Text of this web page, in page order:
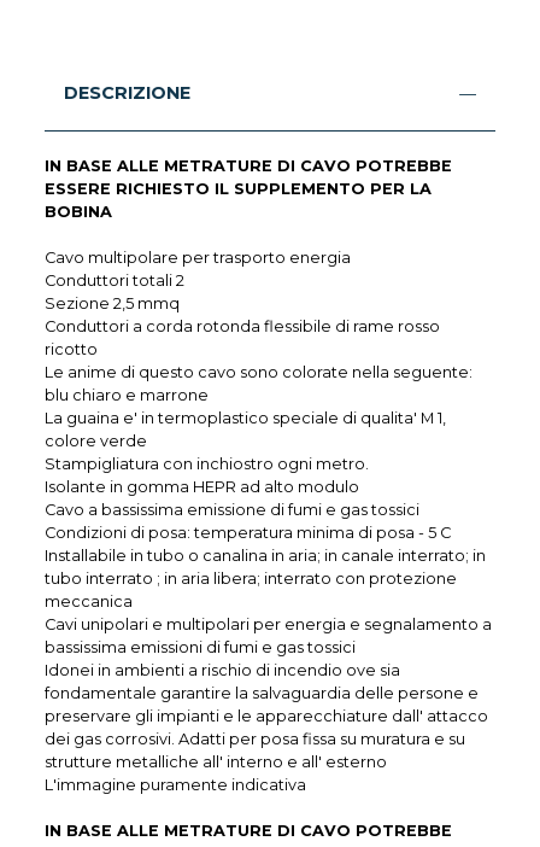
DESCRIZIONE
IN BASE ALLE METRATURE DI CAVO POTREBBE
ESSERE RICHIESTO IL SUPPLEMENTO PER LA
BOBINA
Cavo multipolare per trasporto energia
Conduttori totali 2
Sezione 2,5 mmq
Conduttori a corda rotonda flessibile di rame rosso
ricotto
Le anime di questo cavo sono colorate nella seguente:
blu chiaro e marrone
La guaina e' in termoplastico speciale di qualita' M 1,
colore verde
Stampigliatura con inchiostro ogni metro.
Isolante in gomma HEPR ad alto modulo
Cavo a bassissima emissione di fumi e gas tossici
Condizioni di posa: temperatura minima di posa - 5 C
Installabile in tubo o canalina in aria; in canale interrato; in
tubo interrato ; in aria libera; interrato con protezione
meccanica
Cavi unipolari e multipolari per energia e segnalamento a
bassissima emissioni di fumi e gas tossici
Idonei in ambienti a rischio di incendio ove sia
fondamentale garantire la salvaguardia delle persone e
preservare gli impianti e le apparecchiature dall' attacco
dei gas corrosivi. Adatti per posa fissa su muratura e su
strutture metalliche all' interno e all' esterno
L'immagine puramente indicativa
IN BASE ALLE METRATURE DI CAVO POTREBBE